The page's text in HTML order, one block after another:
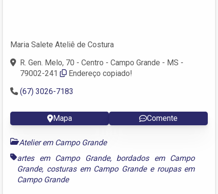
Maria Salete Ateliê de Costura
R. Gen. Melo, 70 - Centro - Campo Grande - MS -
79002-241
Endereço copiado!
(67) 3026-7183
Mapa Comente
Atelier em Campo Grande
artes em Campo Grande, bordados em Campo
Grande, costuras em Campo Grandee roupas em
Campo Grande